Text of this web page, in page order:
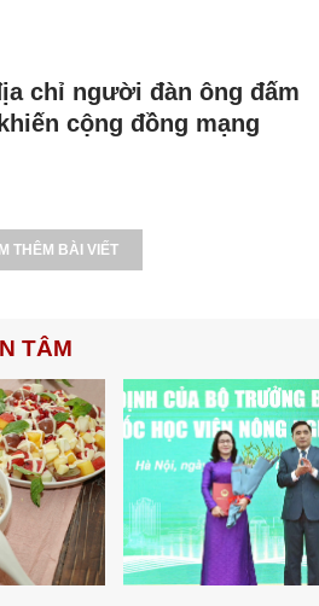
chỉ người đàn ông đấm
cộng đồng mạng
THÊM BÀI VIẾT
TÂM